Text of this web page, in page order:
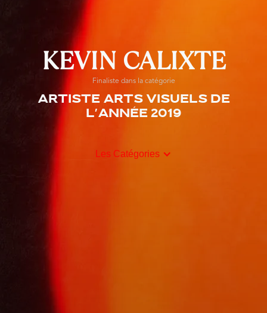
KEVIN CALIXTE
Finaliste dans la catégorie
Artiste arts visuels de
l'année 2019
Les Catégories